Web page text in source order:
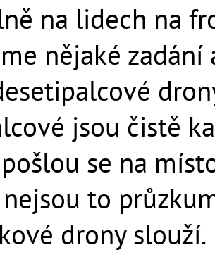
na lidech na
nějaké
jsou čistě
se na
to
drony slouží.